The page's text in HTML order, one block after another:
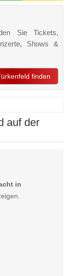
Sie Tickets,
Shows &
finden
auf der
in